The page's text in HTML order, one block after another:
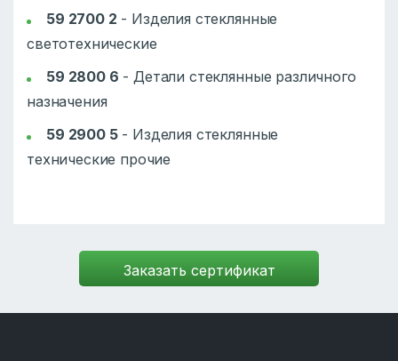
59 2700 2 - Изделия стеклянные
светотехнические
59 2800 6 - Детали стеклянные различного
назначения
59 2900 5- Изделия стеклянные
технические прочие